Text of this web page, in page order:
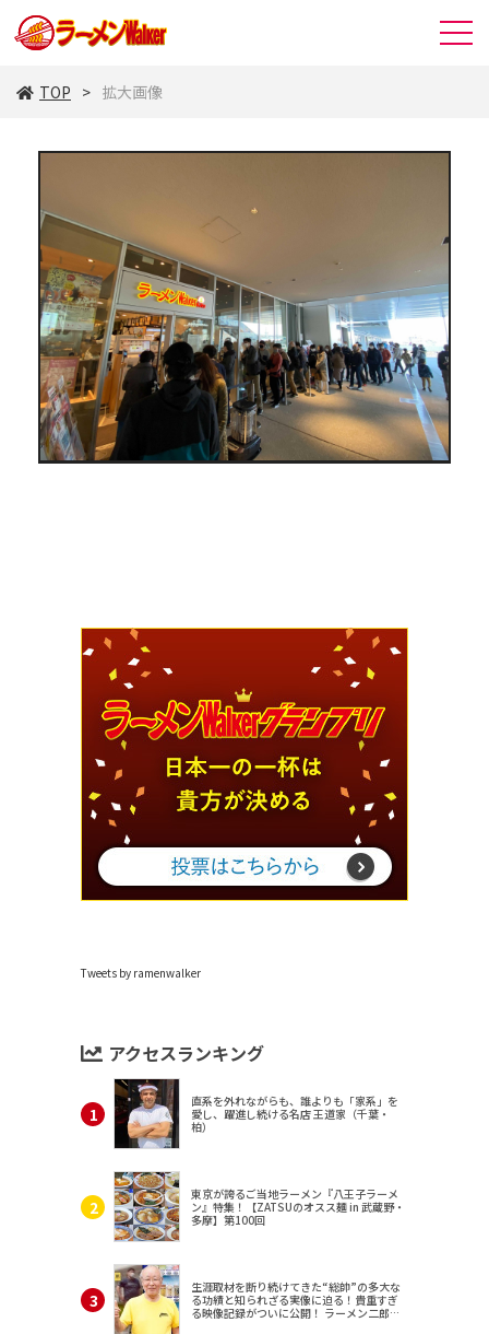
TOP 拡大画像
Tweets by ramenwalker
アクセスランキング
直系を外れながらも、誰よりも「家系」を
愛し、躍進し続ける名店 王道家（千葉・
柏）
東京が誇るご当地ラーメン『八王子ラーメ
ン』特集！【ZATSUのオスス麺 in 武蔵野・
多摩】第100回
生涯取材を断り続けてきた“総帥”の多大な
る功績と知られざる実像に迫る！貴重すぎ
る映像記録がついに公開！ ラーメン二郎